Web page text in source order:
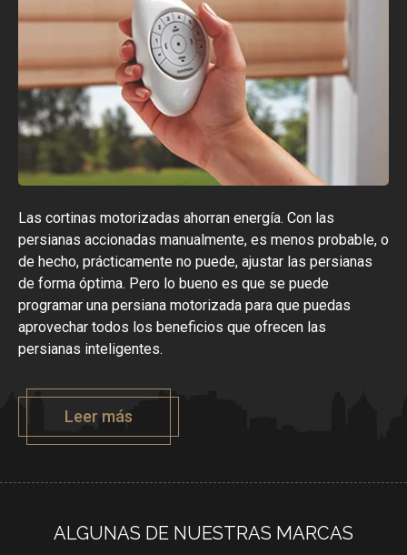
Las cortinas motorizadas ahorran energía. Con las
persianas accionadas manualmente, es menos probable, o
de hecho, prácticamente no puede, ajustar las persianas
de forma óptima. Pero lo bueno es que se puede
programar una persiana motorizada para que puedas
aprovechar todos los beneficios que ofrecen las
persianas inteligentes.
Leer más
ALGUNAS DE NUESTRAS MARCAS